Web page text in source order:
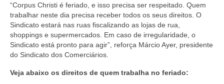
Acordos e convenções
Cadastro de empresa
Homologações
Jurídico
“Corpus Christi é feriado, e isso precisa ser respeitado. Quem
trabalhar neste dia precisa receber todos os seus direitos. O
Sindicato estará nas ruas fiscalizando as lojas de rua,
shoppings e supermercados. Em caso de irregularidade, o
Sindicato está pronto para agir”, reforça Márcio Ayer, presidente
do Sindicato dos Comerciários.
Veja abaixo os direitos de quem trabalha no feriado: